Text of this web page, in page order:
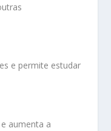
e permite estudar
aumenta a